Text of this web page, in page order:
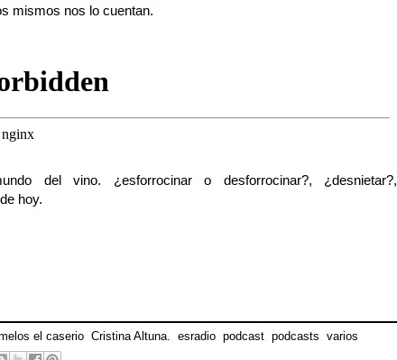
mismos nos lo cuentan.
del vino. ¿esforrocinar o desforrocinar?, ¿desnietar?,
hoy.
el caserio ,Cristina Altuna. ,esradio ,podcast ,podcasts ,varios